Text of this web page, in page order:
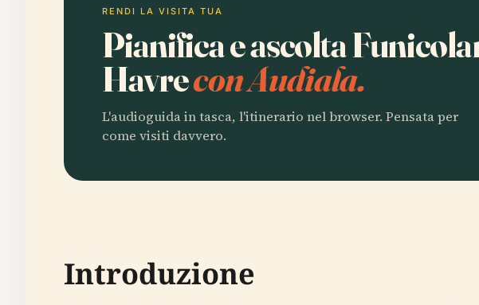
RENDI LA VISITA TUA
Pianifica e ascolta
Havrecon Audiala.
L'audioguida in tasca, l'itinerario nel browser. Pensata per
come visiti davvero.
Introduzione